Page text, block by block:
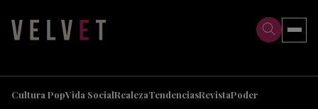
Cultura PopVida SocialRealezaTendenciasRevistaPoder